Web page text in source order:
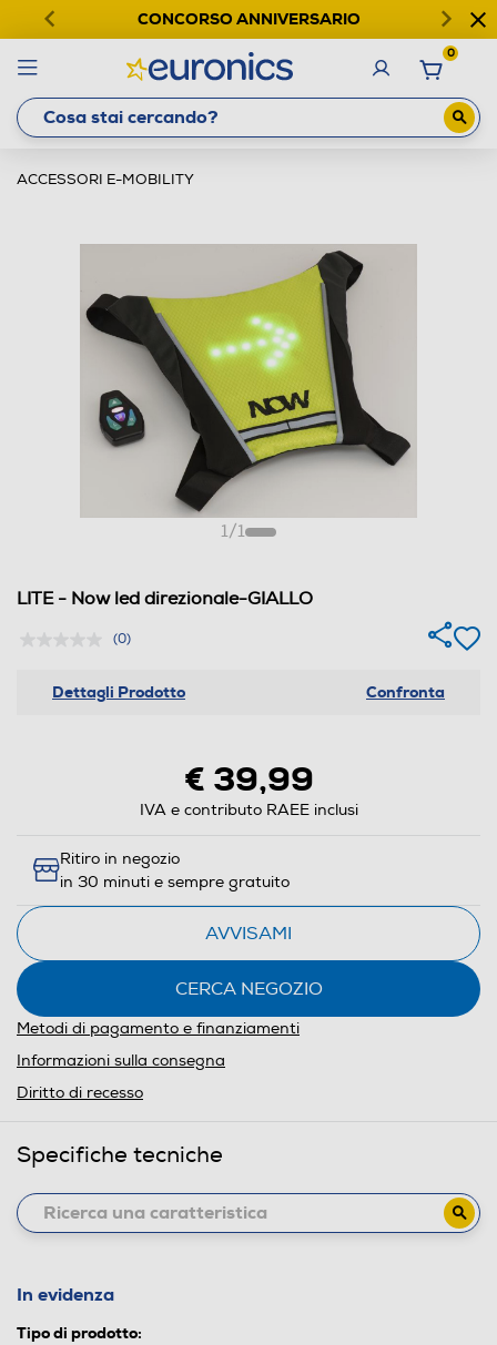
CONCORSO ANNIVERSARIO
0
ACCESSORI E-MOBILITY
1/1
LITE - Now led direzionale-GIALLO
(0)
Dettagli Prodotto Confronta
€ 39,99
IVA e contributo RAEE inclusi
Ritiro in negozio
in 30 minuti e sempre gratuito
AVVISAMI
CERCA NEGOZIO
Metodi di pagamento e finanziamenti
Informazioni sulla consegna
Diritto di recesso
Specifiche tecniche
In evidenza
Tipo di prodotto: